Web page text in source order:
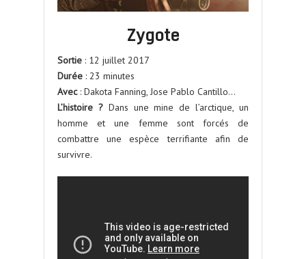
Zygote
Sortie : 12 juillet 2017
Durée : 23 minutes
Avec: Dakota Fanning, Jose Pablo Cantillo…
L’histoire ?Dans une mine de l’arctique, un
homme et une femme sont forcés de
combattre une espèce terrifiante afin de
survivre.